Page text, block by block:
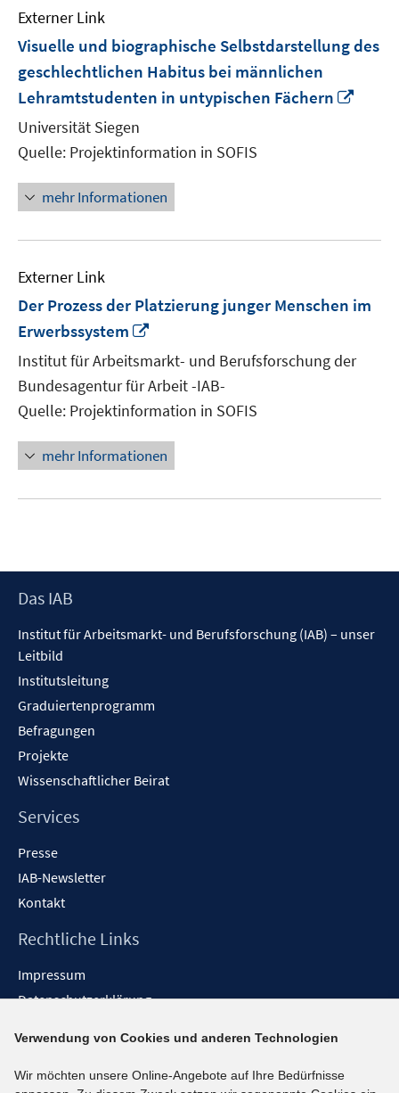
Externer Link
Visuelle und biographische Selbstdarstellung des
geschlechtlichen Habitus bei männlichen
Lehramtstudenten in untypischen Fächern
Universität Siegen
Quelle: Projektinformation in SOFIS
mehr Informationen
Externer Link
Der Prozess der Platzierung junger Menschen im
Erwerbssystem
neuem
Fenster
öffnen
Institut für Arbeitsmarkt- und Berufsforschung der
Bundesagentur für Arbeit -IAB-
Quelle: Projektinformation in SOFIS
mehr Informationen
Footer
Das IAB
Institut für Arbeitsmarkt- und Berufsforschung (IAB) – unser
Leitbild
Institutsleitung
Graduiertenprogramm
Befragungen
Projekte
Wissenschaftlicher Beirat
Services
Presse
IAB-Newsletter
Kontakt
Rechtliche Links
Impressum
Datenschutzerklärung
Barrieren melden
Social-Media-Kanäle
Verwendung von Cookies und anderen Technologien
Wir möchten unsere Online-Angebote auf Ihre Bedürfnisse